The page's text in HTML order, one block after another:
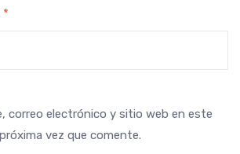
*
correo electrónico y sitio web en este
vez que comente.